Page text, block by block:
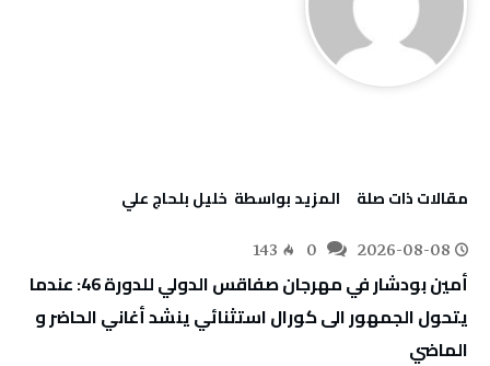
‫مقالات ذات صلة‬ ‫‫المزيد بواسطة‬ ‬ خليل‭ ‬بلحاج‭ ‬علي
2026-08-08
143
أمين بودشار في مهرجان صفاقس الدولي للدورة 46: عندما
يتحول الجمهور الى كورال استثنائي ينشد أغاني الحاضر و
الماضي